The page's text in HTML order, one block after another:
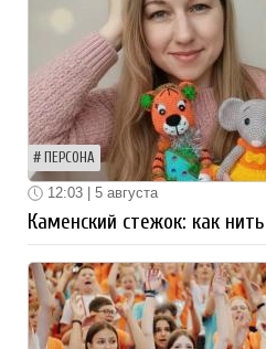
ПЕРСОНА
12:03 | 5 августа
Каменский стежок: как